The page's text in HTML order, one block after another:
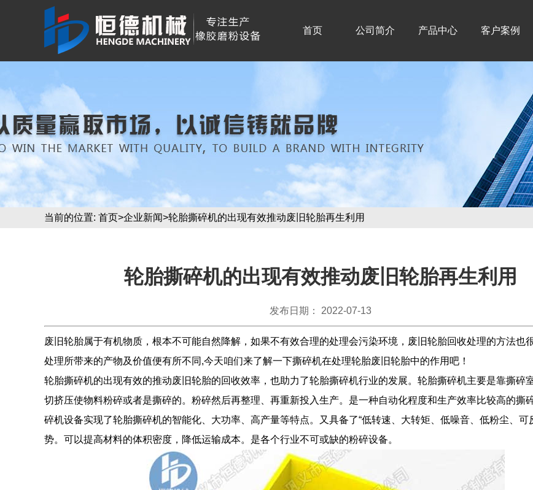
首页 公司简介 产品中心 客户案例
当前的位置: 首页>企业新闻>轮胎撕碎机的出现有效推动废旧轮胎再生利用
轮胎撕碎机的出现有效推动废旧轮胎再生利用
发布日期： 2022-07-13
废旧轮胎属于有机物质，根本不可能自然降解，如果不有效合理的处理会污染环境，废旧轮胎回收处理的方法也
处理所带来的产物及价值便有所不同,今天咱们来了解一下撕碎机在处理轮胎废旧轮胎中的作用吧！
轮胎撕碎机的出现有效的推动废旧轮胎的回收效率，也助力了轮胎撕碎机行业的发展。轮胎撕碎机主要是靠撕碎
切挤压使物料粉碎或者是撕碎的。粉碎然后再整理、再重新投入生产。是一种自动化程度和生产效率比较高的撕
碎机设备实现了轮胎撕碎机的智能化、大功率、高产量等特点。又具备了“低转速、大转矩、低噪音、低粉尘、可
势。可以提高材料的体积密度，降低运输成本。是各个行业不可或缺的粉碎设备。